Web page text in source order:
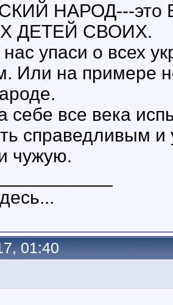
НАРОД---
ДЕТЕЙ СВОИХ.
упаси о всех
Или на примере
все века
справедливым и
чужую.
01:40